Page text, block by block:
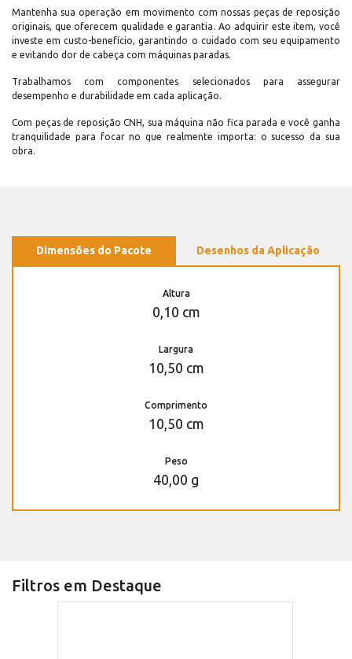
Mantenha sua operação em movimento com nossas peças de reposição
originais, que oferecem qualidade e garantia. Ao adquirir este item, você
investe em custo-benefício, garantindo o cuidado com seu equipamento
e evitando dor de cabeça com máquinas paradas.
Trabalhamos com componentes selecionados para assegurar
desempenho e durabilidade em cada aplicação.
Com peças de reposição CNH, sua máquina não fica parada e você ganha
tranquilidade para focar no que realmente importa: o sucesso da sua
obra.
Dimensões do Pacote Desenhos da Aplicação
Altura
0,10 cm
Largura
10,50 cm
Comprimento
10,50 cm
Peso
40,00 g
Filtros em Destaque